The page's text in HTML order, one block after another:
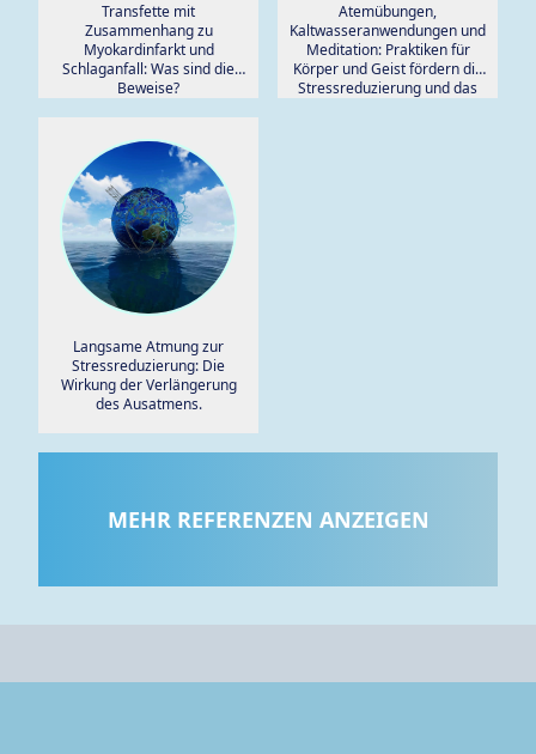
Transfette mit
Zusammenhang zu
Myokardinfarkt und
Schlaganfall: Was sind die
Beweise?
Atemübungen,
Kaltwasseranwendungen und
Meditation: Praktiken für
Körper und Geist fördern die
Stressreduzierung und das
Langsame Atmung zur
Stressreduzierung: Die
Wirkung der Verlängerung
des Ausatmens.
MEHR REFERENZEN ANZEIGEN